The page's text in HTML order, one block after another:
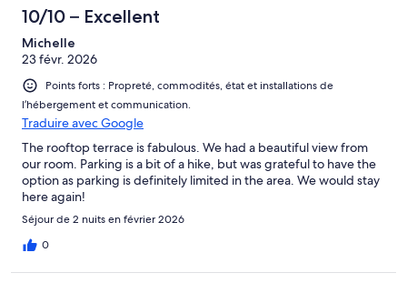
10/10 – Excellent
Michelle
23 févr. 2026
Points forts : Propreté, commodités, état et installations de
l’hébergement et communication.
Traduire avec Google
The rooftop terrace is fabulous. We had a beautiful view from
our room. Parking is a bit of a hike, but was grateful to have the
option as parking is definitely limited in the area. We would stay
here again!
Séjour de 2 nuits en février 2026
0